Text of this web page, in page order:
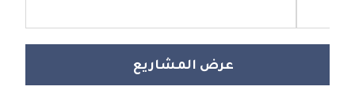
عرض المشاريع